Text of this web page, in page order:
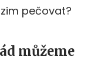
pečovat?
můžeme